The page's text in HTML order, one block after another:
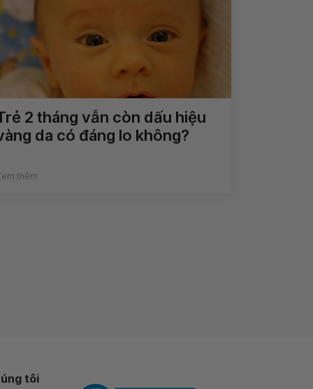
2 tháng vẫn còn dấu hiệu
da có đáng lo không?
thêm
tôi